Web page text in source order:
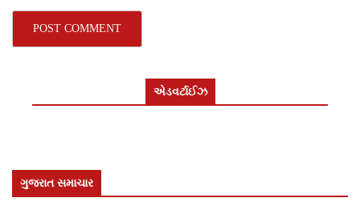
એડવર્ટાઈઝ
ગુજરાત સમાચાર